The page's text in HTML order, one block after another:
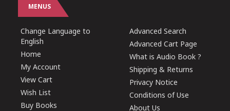
MENUS
Change Language to
English
Home
My Account
View Cart
Wish List
Buy Books
Advanced Search
Advanced Cart Page
What is Audio Book ?
Shipping & Returns
Privacy Notice
Conditions of Use
About Us